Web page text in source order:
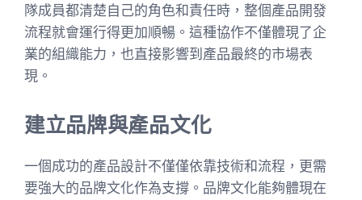
隊成員都清楚自己的角色和責任時，整個產品開發
流程就會運行得更加順暢。這種協作不僅體現了企
業的組織能力，也直接影響到產品最終的市場表
現。
建立品牌與產品文化
一個成功的產品設計不僅僅依靠技術和流程，更需
要強大的品牌文化作為支撐。品牌文化能夠體現在